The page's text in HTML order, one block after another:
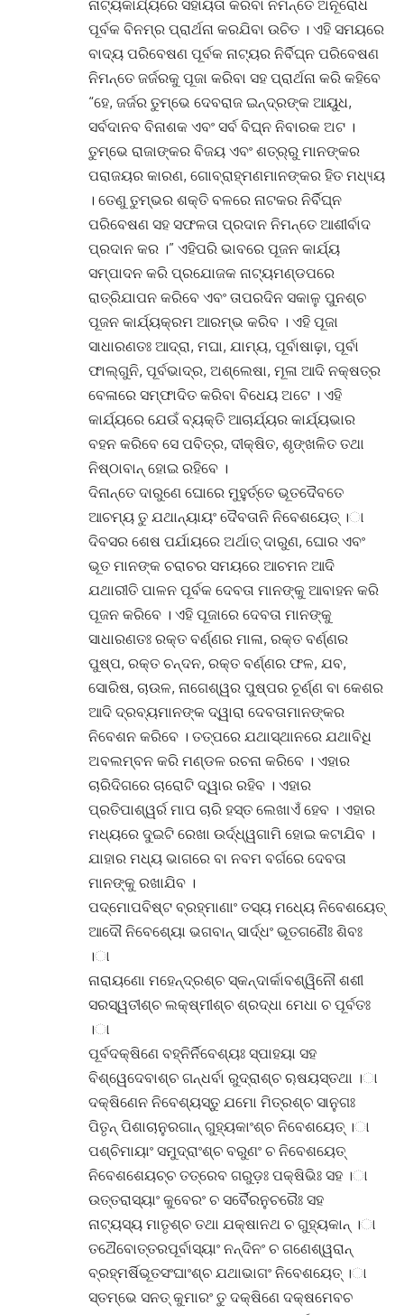
ନାଟ୍ୟକାର୍ଯ୍ୟରେ ସହାୟତା କରିବା ନିମନ୍ତେ ଅନୂରୋଧ
ପୂର୍ବକ ବିନମ୍ର ପ୍ରାର୍ଥନା କରଯିବା ଉଚିତ । ଏହି ସମୟରେ
ବାଦ୍ୟ ପରିବେଷଣ ପୂର୍ବକ ନାଟ୍ୟର ନିର୍ବିଘ୍ନ ପରିବେଷଣ
ନିମନ୍ତେ ଜର୍ଜରକୁ ପୂଜା କରିବା ସହ ପ୍ରାର୍ଥନା କରି କହିବେ
“ହେ, ଜର୍ଜର ତୁମ୍ଭେ ଦେବରାଜ ଇନ୍ଦ୍ରଙ୍କ ଆୟୁଧ,
ସର୍ବଦାନବ ବିନାଶକ ଏବଂ ସର୍ବ ବିଘ୍ନ ନିବାରକ ଅଟ ।
ତୁମ୍ଭେ ରାଜାଙ୍କର ବିଜୟ ଏବଂ ଶତ୍ର୍ରୁ ମାନଙ୍କର
ପରାଜୟର କାରଣ, ଗୋବ୍ରାହ୍ମଣମାନଙ୍କର ହିତ ମଧ୍ୟ୍ୟ
। ତେଣୁ ତୁମ୍ଭର ଶକ୍ତି ବଳରେ ନାଟକର ନିର୍ବିଘ୍ନ
ପରିବେଷଣ ସହ ସଫଳତା ପ୍ରଦାନ ନିମନ୍ତେ ଆଶୀର୍ବାଦ
ପ୍ରଦାନ କର ।” ଏହିପରି ଭାବରେ ପୂଜନ କାର୍ଯ୍ୟ
ସମ୍ପାଦନ କରି ପ୍ରଯୋଜକ ନାଟ୍ୟମଣ୍ଡପରେ
ରାତ୍ରିଯାପନ କରିବେ ଏବଂ ତାପରଦିନ ସକାଳୁ ପୁନଶ୍ଚ
ପୂଜନ କାର୍ଯ୍ୟକ୍ରମ ଆରମ୍ଭ କରିବ । ଏହି ପୂଜା
ସାଧାରଣତଃ ଆଦ୍ରା, ମଘା, ଯାମ୍ୟ, ପୂର୍ବାଷାଢ଼ା, ପୂର୍ବା
ଫାଲ୍‌ଗୁନି, ପୂର୍ବଭାଦ୍ର, ଅଶ୍ଲେଷା, ମୂଳା ଆଦି ନକ୍ଷତ୍ର
ବେଳାରେ ସମ୍ଫାଦିତ କରିବା ବିଧେୟ ଅଟେ । ଏହି
କାର୍ଯ୍ୟରେ ଯେଉଁ ବ୍ୟକ୍ତି ଆଚାର୍ଯ୍ୟର କାର୍ଯ୍ୟଭାର
ବହନ କରିବେ ସେ ପବିତ୍ର, ଦୀକ୍ଷିତ, ଶୃଙ୍ଖଳିତ ତଥା
ନିଷ୍ଠାବାନ୍ ହୋଇ ରହିବେ ।
ଦିନାନ୍ତେ ଦାରୁଣେ ଘୋରେ ମୁହୁର୍ତ୍ତେ ଭୂତଦୈବତେ
ଆଚମ୍ୟ ତୁ ଯଥାନ୍ୟାୟଂ ଦୈବତାନି ନିବେଶୟେତ୍ ।ା
ଦିବସର ଶେଷ ପର୍ଯାୟରେ ଅର୍ଥାତ୍ ଦାରୁଣ, ଘୋର ଏବଂ
ଭୂତ ମାନଙ୍କ ଚରାଚର ସମୟରେ ଆଚମନ ଆଦି
ଯଥାରୀତି ପାଳନ ପୂର୍ବକ ଦେବତା ମାନଙ୍କୁ ଆବାହନ କରି
ପୂଜନ କରିବେ । ଏହି ପୂଜାରେ ଦେବତା ମାନଙ୍କୁ
ସାଧାରଣତଃ ରକ୍ତ ବର୍ଣ୍ଣର ମାଳା, ରକ୍ତ ବର୍ଣ୍ଣର
ପୁଷ୍ପ, ରକ୍ତ ଚନ୍ଦନ, ରକ୍ତ ବର୍ଣ୍ଣର ଫଳ, ଯବ,
ସୋରିଷ, ଚାଉଳ, ନାଗେଶ୍ୱର ପୁଷ୍ପର ଚୂର୍ଣ୍ଣ ବା କେଶର
ଆଦି ଦ୍ରବ୍ୟମାନଙ୍କ ଦ୍ୱାରା ଦେବତାମାନଙ୍କର
ନିବେଶନ କରିବେ । ତତ୍ପରେ ଯଥାସ୍ଥାନରେ ଯଥାବିଧି
ଅବଲମ୍ବନ କରି ମଣ୍ଡଳ ରଚନା କରିବେ । ଏହାର
ଚାରିଦିଗରେ ଚାରୋଟି ଦ୍ୱାର ରହିବ । ଏହାର
ପ୍ରତିପାଶ୍ୱର୍ର ମାପ ଚାରି ହସ୍ତ ଲେଖାଏଁ ହେବ । ଏହାର
ମଧ୍ୟରେ ଦୁଇଟି ରେଖା ଉର୍ଦ୍ଧ୍ୱଗାମି ହୋଇ କଟାଯିବ ।
ଯାହାର ମଧ୍ୟ ଭାଗରେ ବା ନବମ ବର୍ଗରେ ଦେବତା
ମାନଙ୍କୁ ରଖାଯିବ ।
ପଦ୍ମୋପବିଷ୍ଟ ବ୍ରହ୍ମାଣାଂ ତସ୍ୟ ମଧ୍ୟେ ନିବେଶୟେତ୍‌
ଆଦୌ ନିବେଶ୍ୟୋ ଭଗବାନ୍ ସାର୍ଦ୍ଧଂ ଭୂତଗଣୈଃ ଶିବଃ
।ା
ନାରାୟଣୋ ମହେନ୍ଦ୍ରଶ୍ଚ ସ୍କନ୍ଦାର୍କାବଶ୍ୱିନୌ ଶଶୀ
ସରସ୍ୱତୀଶ୍ଚ ଲକ୍ଷ୍ମୀଶ୍ଚ ଶ୍ରଦ୍ଧା ମେଧା ଚ ପୂର୍ବତଃ
।ା
ପୂର୍ବଦକ୍ଷିଣେ ବହ୍ନିର୍ନିବେଶ୍ୟଃ ସ୍ପାହୟା ସହ
ବିଶ୍ୱେଦେବାଶ୍ଚ ଗନ୍ଧର୍ବା ରୁଦ୍ରାଶ୍ଚ ୠଷୟସ୍ତଥା ।ା
ଦକ୍ଷିଣେନ ନିବେଶ୍ୟସ୍ତୁ ଯମୋ ମିତ୍ରଶ୍ଚ ସାନୁଗଃ
ପିତୃନ୍ ପିଶାଚାନୁରଗାନ୍ ଗୁହ୍ୟକାଂଶ୍ଚ ନିବେଶୟେତ୍ ।ା
ପଶ୍ଚିମାୟାଂ ସମୁଦ୍ରାଂଶ୍ଚ ବରୁଣଂ ଚ ନିବେଶୟେତ୍
ନିବେଶଶେୟଚ୍ଚ ତତ୍ରେବ ଗରୁଡ଼ଃ ପକ୍ଷିଭିଃ ସହ ।ା
ଉତ୍ତରାସ୍ୟାଂ କୁବେରଂ ଚ ସର୍ବୈରନୁଚରୈଃ ସହ
ନାଟ୍ୟସ୍ୟ ମାତୃଶ୍ଚ ତଥା ଯକ୍ଷାନଥ ଚ ଗୁହ୍ୟକାନ୍ ।ା
ତଥୈବୋତ୍ତରପୂର୍ବାସ୍ୟାଂ ନନ୍ଦିନଂ ଚ ଗଣେଶ୍ୱରାନ୍
ବ୍ରହ୍ମର୍ଷିଭୂତସଂଘାଂଶ୍ଚ ଯଥାଭାଗଂ ନିବେଶୟେତ୍ ।ା
ସ୍ତମ୍ଭେ ସନତ୍ କୁମାରଂ ତୁ ଦକ୍ଷିଣେ ଦକ୍ଷମେବଚ